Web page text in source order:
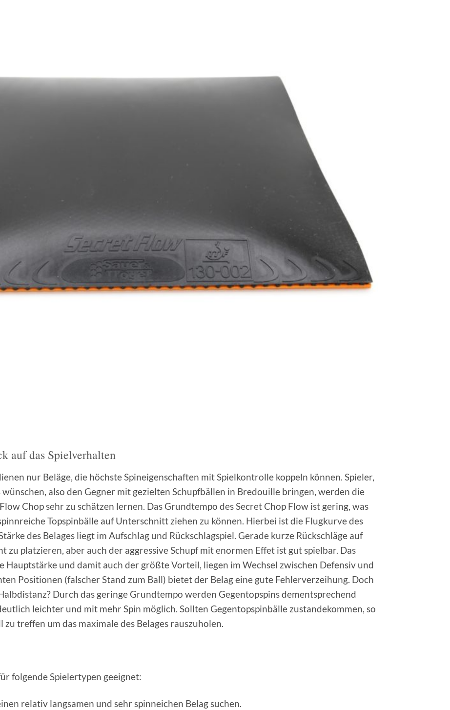
auf das Spielverhalten
nur Beläge, die höchste Spineigenschaften mit Spielkontrolle koppeln können. Spieler,
wünschen, also den Gegner mit gezielten Schupfbällen in Bredouille bringen, werden die
Chop sehr zu schätzen lernen. Das Grundtempo des Secret Chop Flow ist gering, was
Topspinbälle auf Unterschnitt ziehen zu können. Hierbei ist die Flugkurve des
des Belages liegt im Aufschlag und Rückschlagspiel. Gerade kurze Rückschläge auf
zu platzieren, aber auch der aggressive Schupf mit enormen Effet ist gut spielbar. Das
Hauptstärke und damit auch der größte Vorteil, liegen im Wechsel zwischen Defensiv und
Positionen (falscher Stand zum Ball) bietet der Belag eine gute Fehlerverzeihung. Doch
Durch das geringe Grundtempo werden Gegentopspins dementsprechend
leichter und mit mehr Spin möglich. Sollten Gegentopspinbälle zustandekommen, so
treffen um das maximale des Belages rauszuholen.
folgende Spielertypen geeignet:
relativ langsamen und sehr spinneichen Belag suchen.